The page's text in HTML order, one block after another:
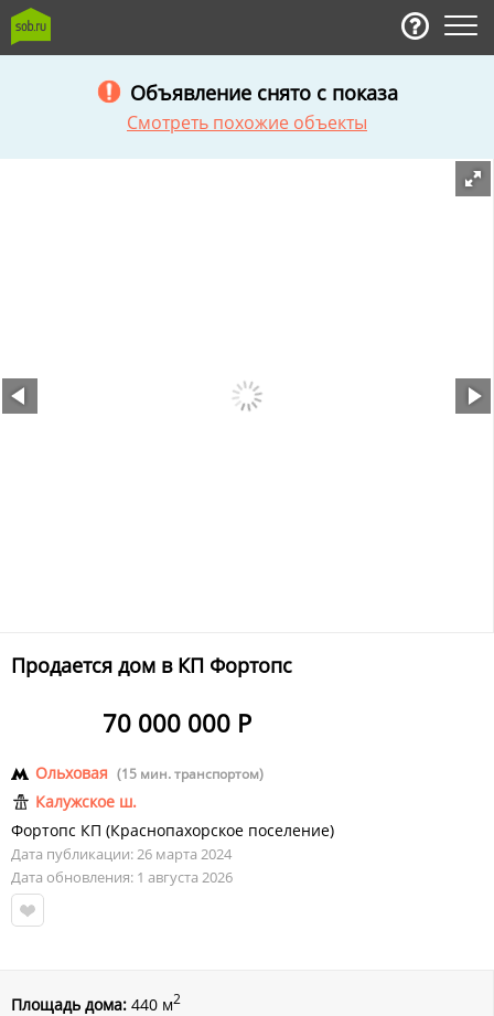
Объявление снято с показа
Смотреть похожие объекты
Продается дом в КП Фортопс
70 000 000 Р
Ольховая (15 мин. транспортом)
Калужское ш.
Фортопс КП (Краснопахорское поселение)
Дата публикации: 26 марта 2024
Дата обновления: 1 августа 2026
Площадь дома: 440 м2